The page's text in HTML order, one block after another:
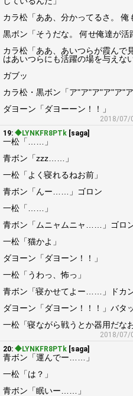
カラ松「ああ、分かってるさ。 俺
黒ボン「そうだな。 何せ俺達が
カラ松「ああ、あいつらが霞んで
はあいつらにも活躍の場を与えな
ガブッ
カラ松・黒ボン「ア"ア"ア"ア"ア"
ダヨーン「ダヨーーン！！」
2018/07/
19: ◆LYNKFR8PTk [saga]
一松「……」
青ボン「zzz……」
一松「よく寝れるねお前」
青ボン「んー……」ゴロン
一松「……」
青ボン「ムニャムニャ……」ゴロ
一松「猫かよ」
ダヨーン「ダヨーン！！」
一松「うわっ、怖っ」
青ボン「寝かせてよー……」ドカ
ダヨーン「ダヨーン！！！」バタ
一松「寝ながら戦うとか器用だなお
2018/07/
20: ◆LYNKFR8PTk [saga]
青ボン「運んでー……」
一松「は？」
青ボン「眠いー……」